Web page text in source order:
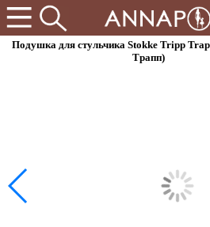
Подушка для стульчика Stokke Tripp
Трапп)